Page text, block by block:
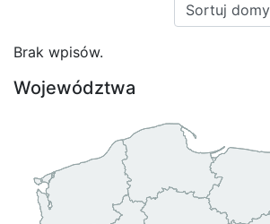
Brak wpisów.
Województwa